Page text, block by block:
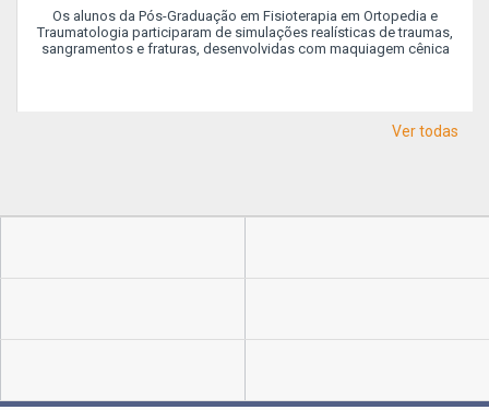
Os alunos da Pós-Graduação em Fisioterapia em Ortopedia e
Traumatologia participaram de simulações realísticas de traumas,
sangramentos e fraturas, desenvolvidas com maquiagem cênica
Ver todas